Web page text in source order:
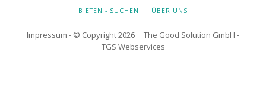
BIETEN - SUCHEN
ÜBER UNS
Impressum - © Copyright 2026 The Good Solution GmbH -
TGS Webservices